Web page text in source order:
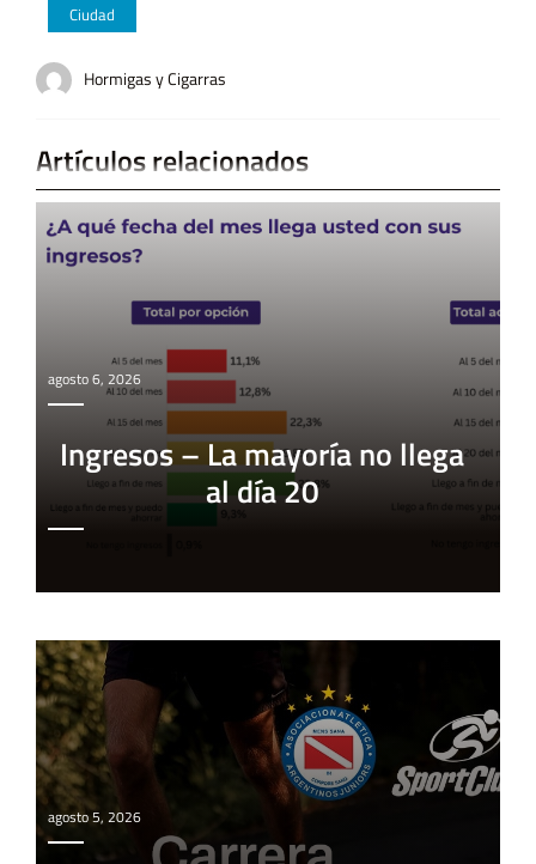
Ciudad
Hormigas y Cigarras
Artículos relacionados
agosto 6, 2026
Ingresos – La mayoría no llega
al día 20
agosto 5, 2026